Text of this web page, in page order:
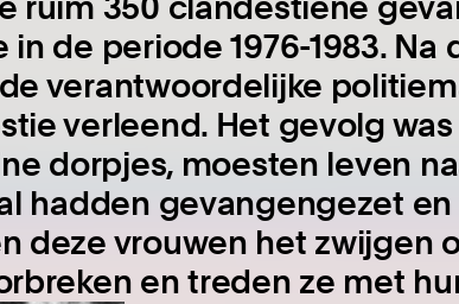
in de periode 1976-1983.
verantwoordelijke
verleend. Het gevolg
dorpjes, moesten leven
hadden gevangengezet
deze vrouwen het zwijgen
en treden ze met